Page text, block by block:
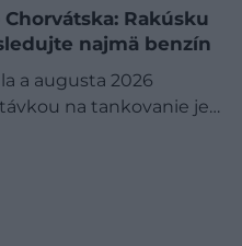
Rakúsku
najmä benzín
a augusta 2026
na tankovanie je…